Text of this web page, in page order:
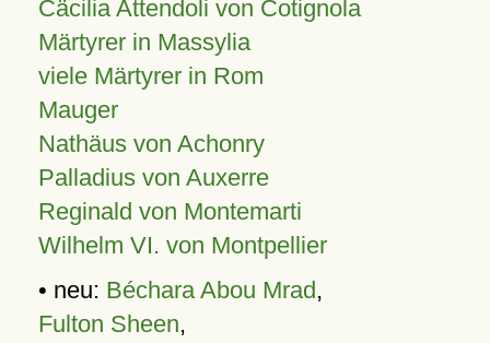
Cäcilia Attendoli von Cotignola
Märtyrer in Massylia
viele Märtyrer in Rom
Mauger
Nathäus von Achonry
Palladius von Auxerre
Reginald von Montemarti
Wilhelm VI. von Montpellier
• neu: Béchara Abou Mrad,
Fulton Sheen,